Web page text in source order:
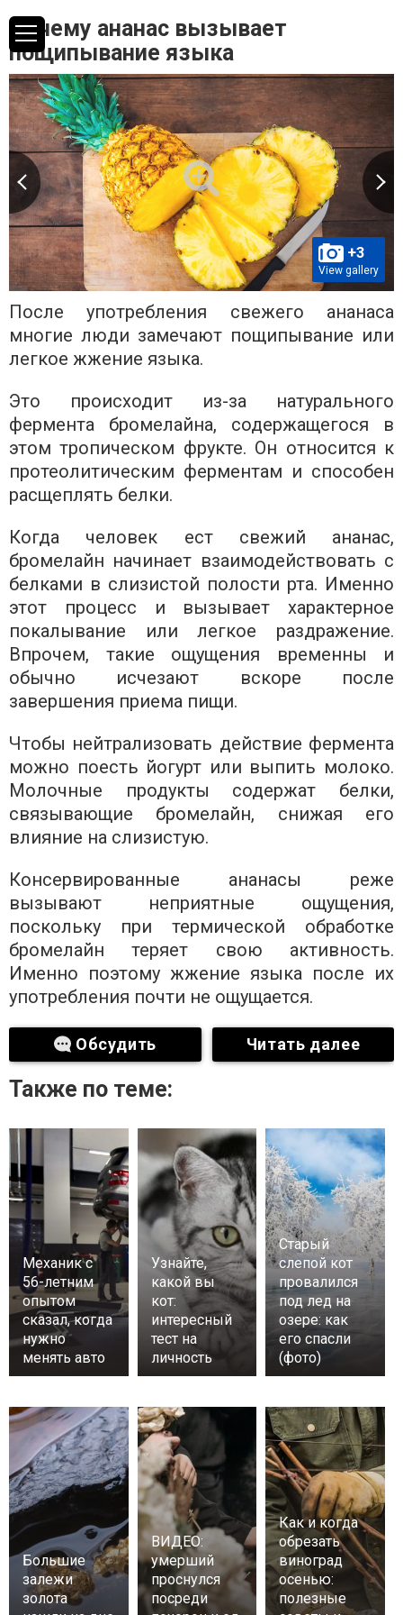
Почему ананас вызывает
пощипывание языка
+3
View gallery
После употребления свежего ананаса
многие люди замечают пощипывание или
легкое жжение языка.
Это происходит из-за натурального
фермента бромелайна, содержащегося в
этом тропическом фрукте. Он относится к
протеолитическим ферментам и способен
расщеплять белки.
Когда человек ест свежий ананас,
бромелайн начинает взаимодействовать с
белками в слизистой полости рта. Именно
этот процесс и вызывает характерное
покалывание или легкое раздражение.
Впрочем, такие ощущения временны и
обычно исчезают вскоре после
завершения приема пищи.
Чтобы нейтрализовать действие фермента
можно поесть йогурт или выпить молоко.
Молочные продукты содержат белки,
связывающие бромелайн, снижая его
влияние на слизистую.
Консервированные ананасы реже
вызывают неприятные ощущения,
поскольку при термической обработке
бромелайн теряет свою активность.
Именно поэтому жжение языка после их
употребления почти не ощущается.
Обсудить Читать далее
Также по теме:
Механик с
56-летним
опытом
сказал, когда
нужно
менять авто
Узнайте,
какой вы
кот:
интересный
тест на
личность
Старый
слепой кот
провалился
под лед на
озере: как
его спасли
(фото)
Большие
залежи
золота
ВИДЕО:
умерший
проснулся
посреди
Как и когда
обрезать
виноград
осенью:
полезные